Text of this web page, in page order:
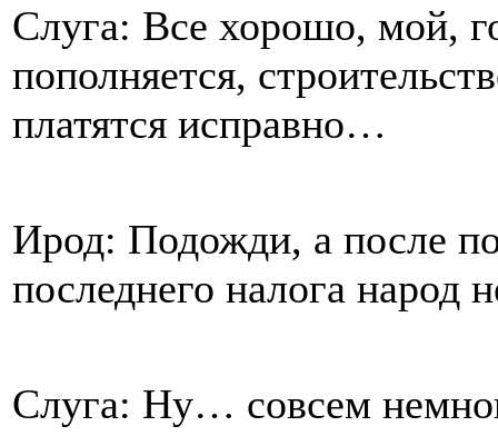
Слуга: Все хорошо, мой,
пополняется,
платятся исправно…
Ирод: Подожди, а после
последнего налога народ
Слуга: Ну… совсем